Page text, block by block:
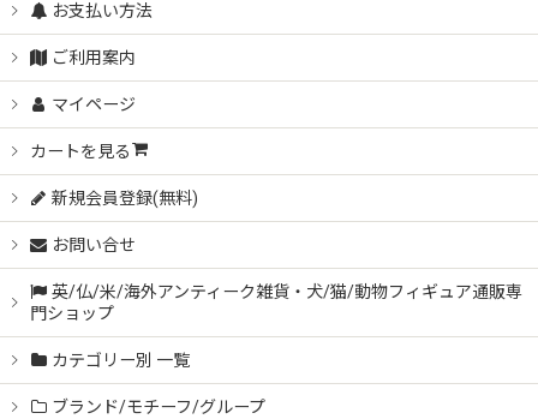
お支払い方法
ご利用案内
マイページ
カートを見る
新規会員登録(無料)
お問い合せ
英/仏/米/海外アンティーク雑貨・犬/猫/動物フィギュア通販専
門ショップ
カテゴリー別 一覧
ブランド/モチーフ/グループ